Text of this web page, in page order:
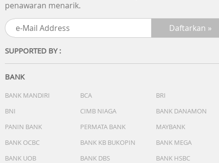
penawaran menarik.
SUPPORTED BY :
BANK
BANK MANDIRI BCA
BRI
BNI
CIMB NIAGA
BANK DANAMON
PANIN BANK
PERMATA BANK
MAYBANK
BANK OCBC
BANK KB BUKOPIN
BANK MEGA
BANK UOB
BANK DBS
BANK HSBC